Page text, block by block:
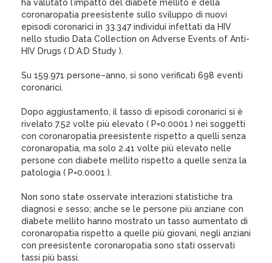
ha valutato l’impatto del diabete mellito e della
coronaropatia preesistente sullo sviluppo di nuovi
episodi coronarici in 33.347 individui infettati da HIV
nello studio Data Collection on Adverse Events of Anti-
HIV Drugs ( D:A:D Study ).
Su 159.971 persone–anno, si sono verificati 698 eventi
coronarici.
Dopo aggiustamento, il tasso di episodi coronarici si è
rivelato 7.52 volte più elevato ( P=0.0001 ) nei soggetti
con coronaropatia preesistente rispetto a quelli senza
coronaropatia, ma solo 2.41 volte più elevato nelle
persone con diabete mellito rispetto a quelle senza la
patologia ( P=0.0001 ).
Non sono state osservate interazioni statistiche tra
diagnosi e sesso; anche se le persone più anziane con
diabete mellito hanno mostrato un tasso aumentato di
coronaropatia rispetto a quelle più giovani, negli anziani
con preesistente coronaropatia sono stati osservati
tassi più bassi.